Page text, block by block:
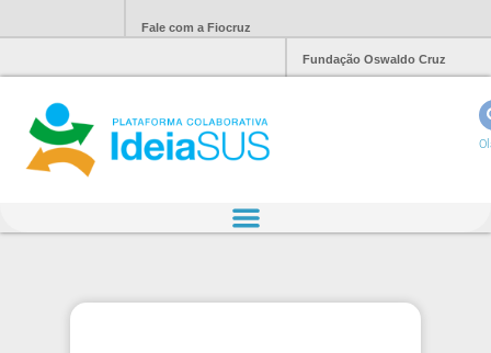
Fale com a Fiocruz
Fundação Oswaldo Cruz